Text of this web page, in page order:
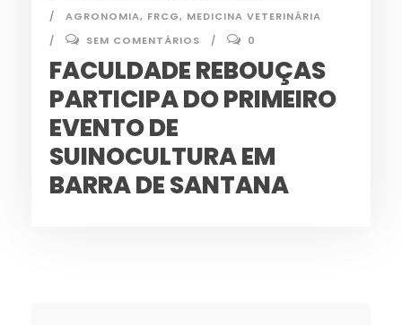
AGRONOMIA, FRCG, MEDICINA VETERINÁRIA
SEM COMENTÁRIOS
0
FACULDADE REBOUÇAS
PARTICIPA DO PRIMEIRO
EVENTO DE
SUINOCULTURA EM
BARRA DE SANTANA